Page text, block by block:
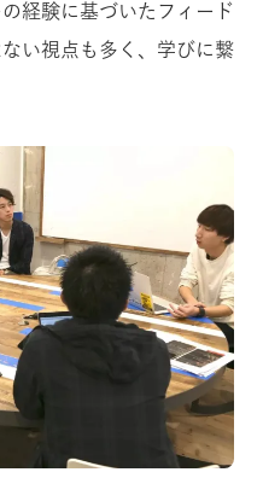
経験に基づいたフィード
い視点も多く、学びに繋